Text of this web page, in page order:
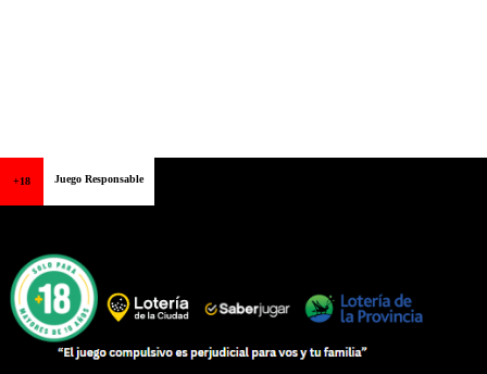
+18 Juego Responsable